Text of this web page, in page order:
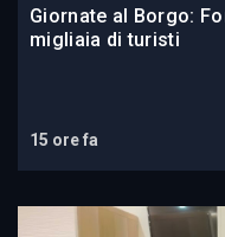
Giornate al Borgo:
migliaia di turisti
15 ore fa